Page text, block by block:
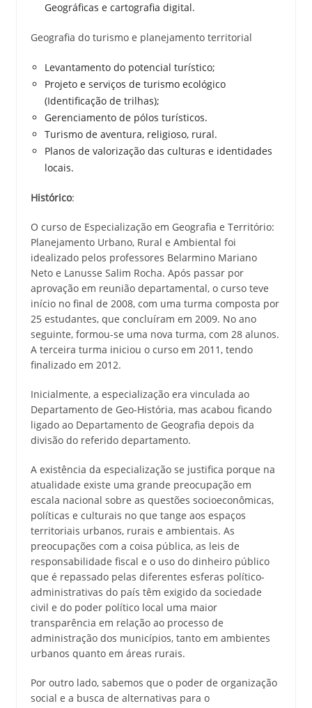
Geográficas e cartografia digital.
Geografia do turismo e planejamento territorial
Levantamento do potencial turístico;
Projeto e serviços de turismo ecológico
(Identificação de trilhas);
Gerenciamento de pólos turísticos.
Turismo de aventura, religioso, rural.
Planos de valorização das culturas e identidades
locais.
Histórico:
O curso de Especialização em Geografia e Território:
Planejamento Urbano, Rural e Ambiental foi
idealizado pelos professores Belarmino Mariano
Neto e Lanusse Salim Rocha. Após passar por
aprovação em reunião departamental, o curso teve
início no final de 2008, com uma turma composta por
25 estudantes, que concluíram em 2009. No ano
seguinte, formou-se uma nova turma, com 28 alunos.
A terceira turma iniciou o curso em 2011, tendo
finalizado em 2012.
Inicialmente, a especialização era vinculada ao
Departamento de Geo-História, mas acabou ficando
ligado ao Departamento de Geografia depois da
divisão do referido departamento.
A existência da especialização se justifica porque na
atualidade existe uma grande preocupação em
escala nacional sobre as questões socioeconômicas,
políticas e culturais no que tange aos espaços
territoriais urbanos, rurais e ambientais. As
preocupações com a coisa pública, as leis de
responsabilidade fiscal e o uso do dinheiro público
que é repassado pelas diferentes esferas político-
administrativas do país têm exigido da sociedade
civil e do poder político local uma maior
transparência em relação ao processo de
administração dos municípios, tanto em ambientes
urbanos quanto em áreas rurais.
Por outro lado, sabemos que o poder de organização
social e a busca de alternativas para o